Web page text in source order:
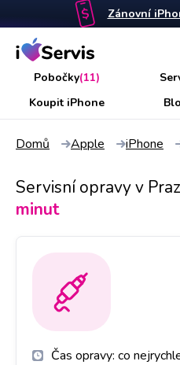
Zánovní
Pobočky(11)
Koupit iPhone
Domů Apple iPhone
Servisní opravy v
minut
Čas opravy: co